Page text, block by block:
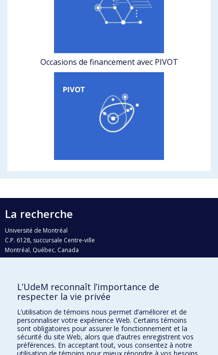
Occasions de financement avec PIVOT
La recherche
Université de Montréal
C.P. 6128, succursale Centre-ville
Montréal, Québec, Canada
H3C 3J7
Qui fait quoi?
Nous trouver
Plan du site
Accessibilité
L’UdeM reconnaît l’importance de
respecter la vie privée
L’utilisation de témoins nous permet d’améliorer et de
personnaliser votre expérience Web. Certains témoins
sont obligatoires pour assurer le fonctionnement et la
sécurité du site Web, alors que d’autres enregistrent vos
préférences. En acceptant tout, vous consentez à notre
utilisation de témoins pour mieux répondre à vos besoins.